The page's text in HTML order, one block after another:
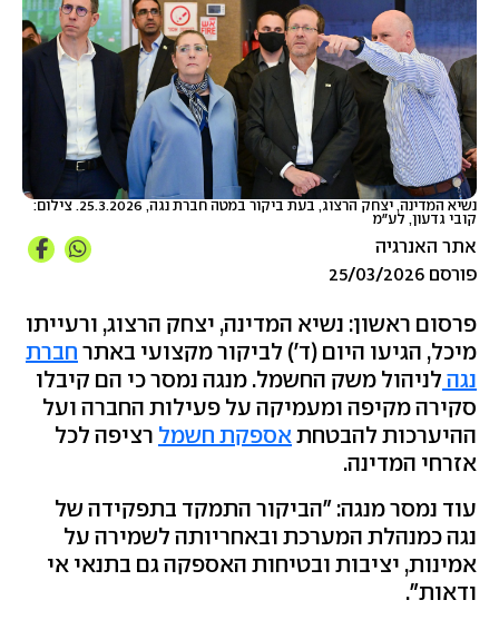
נשיא המדינה, יצחק הרצוג, בעת ביקור במטה חברת נגה, 25.3.2026. צילום:
קובי גדעון, לע"מ
אתר האנרגיה
פורסם 25/03/2026
פרסום ראשון: נשיא המדינה, יצחק הרצוג, ורעייתו
מיכל, הגיעו היום (ד') לביקור מקצועי באתרחברת
נגהלניהול משק החשמל. מנגה נמסר כי הם קיבלו
סקירה מקיפה ומעמיקה על פעילות החברה ועל
ההיערכות להבטחתאספקת חשמל רציפה לכל
אזרחי המדינה.
עוד נמסר מנגה: "הביקור התמקד בתפקידה של
נגה כמנהלת המערכת ובאחריותה לשמירה על
אמינות, יציבות ובטיחות האספקה גם בתנאי אי
ודאות".